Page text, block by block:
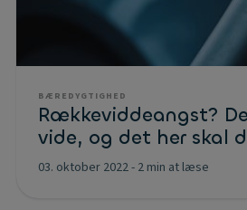
BÆREDYGTIGHED
Rækkeviddeangst?
vide, og det her skal
03. oktober 2022- 2 min at læse